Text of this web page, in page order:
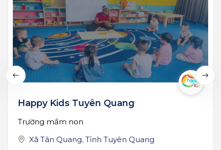
Happy Kids Tuyên Quang
Trường mầm non
Xã Tân Quang, Tỉnh Tuyên Quang